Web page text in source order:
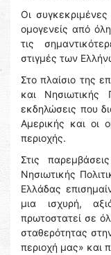
Οι
ομογενείς από
τις
στιγμές των
Στο πλαίσιο της
και Νησιωτικής
εκδηλώσεις που
Αμερικής και οι
περιοχής.
Στις
Νησιωτικής
Ελλάδας
μια ισχυρή,
πρωτοστατεί σε
σταθερότητας
περιοχή μας» και